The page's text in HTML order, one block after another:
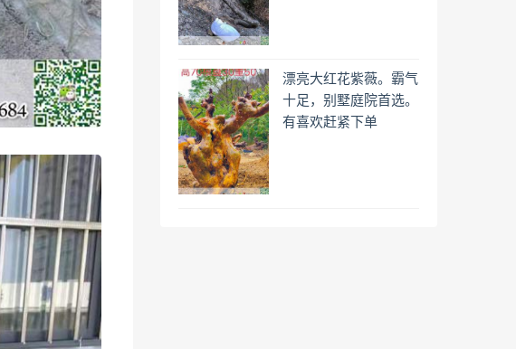
漂亮大红花紫薇。霸气
十足，别墅庭院首选。
有喜欢赶紧下单